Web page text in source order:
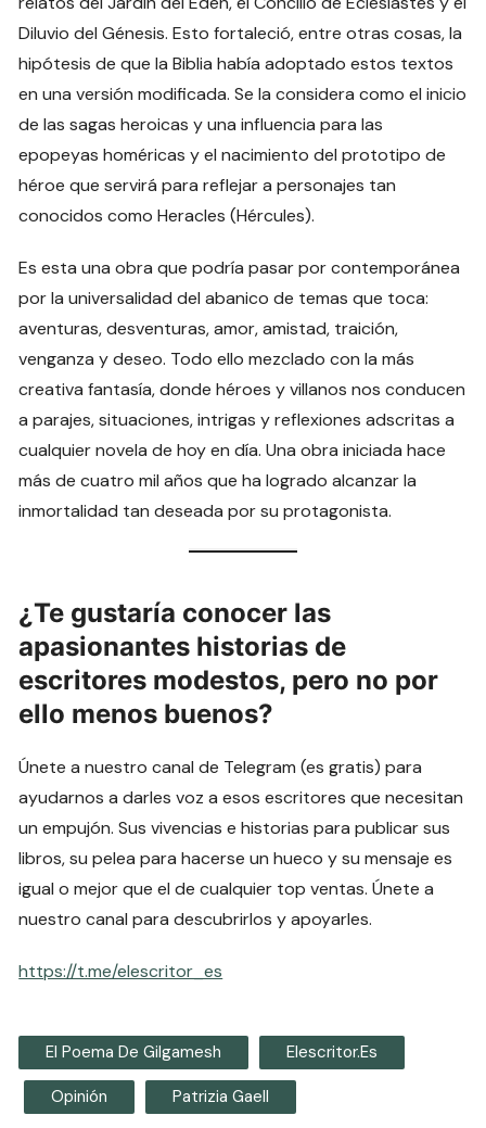
Diluvio del Génesis. Esto fortaleció, entre otras cosas, la
hipótesis de que la Biblia había adoptado estos textos
en una versión modificada. Se la considera como el inicio
de las sagas heroicas y una influencia para las
epopeyas homéricas y el nacimiento del prototipo de
héroe que servirá para reflejar a personajes tan
conocidos como Heracles (Hércules).
Es esta una obra que podría pasar por contemporánea
por la universalidad del abanico de temas que toca:
aventuras, desventuras, amor, amistad, traición,
venganza y deseo. Todo ello mezclado con la más
creativa fantasía, donde héroes y villanos nos conducen
a parajes, situaciones, intrigas y reflexiones adscritas a
cualquier novela de hoy en día. Una obra iniciada hace
más de cuatro mil años que ha logrado alcanzar la
inmortalidad tan deseada por su protagonista.
¿Te gustaría conocer las
apasionantes historias de
escritores modestos, pero no por
ello menos buenos?
Únete a nuestro canal de Telegram (es gratis) para
ayudarnos a darles voz a esos escritores que necesitan
un empujón. Sus vivencias e historias para publicar sus
libros, su pelea para hacerse un hueco y su mensaje es
igual o mejor que el de cualquier top ventas. Únete a
nuestro canal para descubrirlos y apoyarles.
https://t.me/elescritor_es
El Poema De Gilgamesh Elescritor.es
Opinión Patrizia Gaell